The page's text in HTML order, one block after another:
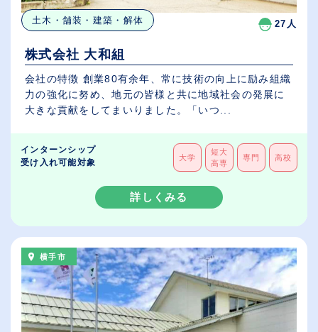
土木・舗装・建築・解体 27人
株式会社 大和組
会社の特徴 創業80有余年、常に技術の向上に励み組織
力の強化に努め、地元の皆様と共に地域社会の発展に
大きな貢献をしてまいりました。「いつ...
インターンシップ
受け入れ可能対象
大学
短大
高専
専門 高校
詳しくみる
横手市